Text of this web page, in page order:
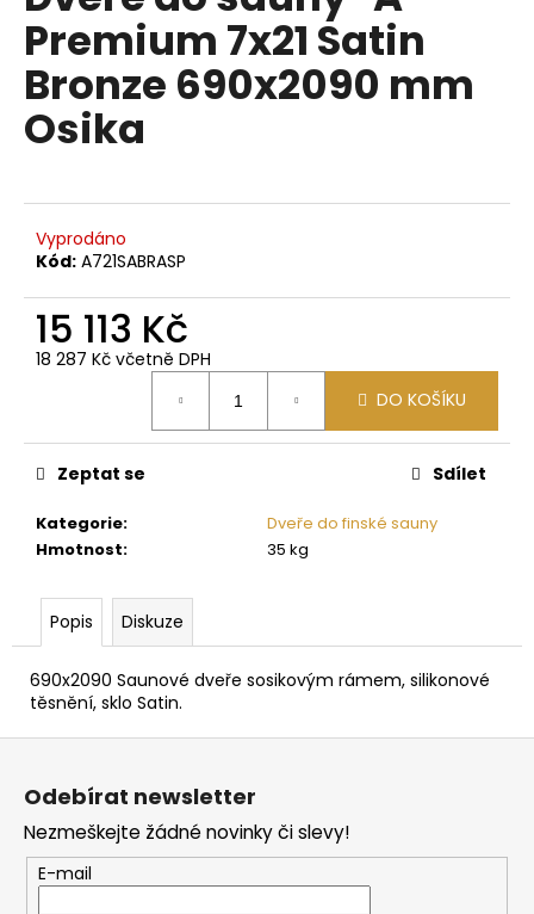
0,0
5
hvězdiček.
Premium 7x21 Satin
Bronze 690x2090 mm
Osika
Vyprodáno
Kód: A721SABRASP
15 113 Kč
18 287 Kč včetně DPH
DO KOŠÍKU
Kategorie:
Dveře do finské sauny
Hmotnost: 35 kg
Zeptat se Sdílet
Popis Diskuze
690x2090 Saunové dveře sosikovým rámem, silikonové
těsnění, sklo Satin.
a
j
í
t
?
o
u
č
u
m
e
DVEŘE
"A"
6X19
BRONZE
590X1890
MM
Z
Odebírat newsletter
Nezmeškejte žádné novinky či slevy!
E-mail